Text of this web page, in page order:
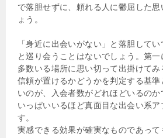
で落胆せずに、頼れる人に鬱屈した思
ょう。
「身近に出会いがない」と落胆して
と巡り会うことはないでしょう。第
多数いる場所に思い切って出掛けてみ
信頼が置けるかどうかを判定する基準
いのが、入会者数がどれほどいるの
いっぱいいるほど真面目な出会い系ア
す。
実感できる効果が確実なものであって